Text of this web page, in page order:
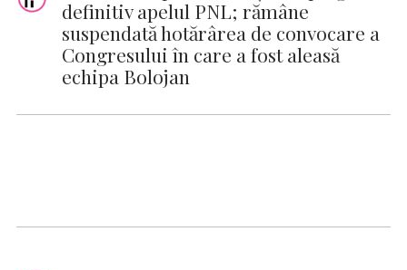
definitiv apelul PNL; rămâne
suspendată hotărârea de convocare a
Congresului în care a fost aleasă
echipa Bolojan